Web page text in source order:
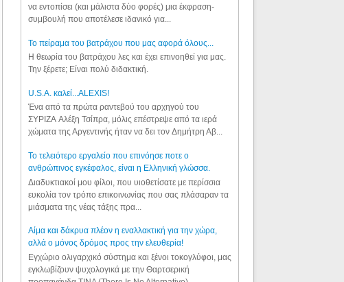
να εντοπίσει (και μάλιστα δύο φορές) μια έκφραση-
συμβουλή που αποτέλεσε ιδανικό για...
Το πείραμα του βατράχου που μας αφορά όλους...
Η θεωρία του βατράχου λες και έχει επινοηθεί για μας.
Την ξέρετε; Είναι πολύ διδακτική.
U.S.A. καλεί...ALEXIS!
Ένα από τα πρώτα ραντεβού του αρχηγού του
ΣΥΡΙΖΑ Αλέξη Τσίπρα, μόλις επέστρεψε από τα ιερά
χώματα της Αργεντινής ήταν να δει τον Δημήτρη Αβ...
Το τελειότερο εργαλείο που επινόησε ποτε ο
ανθρώπινος εγκέφαλος, είναι η Ελληνική γλώσσα.
Διαδυκτιακοί μου φίλοι, που υιοθετίσατε με περίσσια
ευκολία τον τρόπο επικοινωνίας που σας πλάσαραν τα
μιάσματα της νέας τάξης πρα...
Αίμα και δάκρυα πλέον η εναλλακτική για την χώρα,
αλλά ο μόνος δρόμος προς την ελευθερία!
Εγχώριο ολιγαρχικό σύστημα και ξένοι τοκογλύφοι, μας
εγκλωβίζουν ψυχολογικά με την Θαρτσερική